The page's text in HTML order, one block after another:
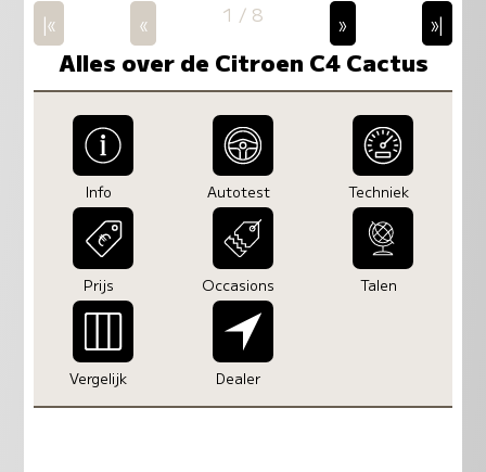
|« « 1 / 8 » »|
Alles over de Citroen C4 Cactus
Info Autotest Techniek
Prijs Occasions Talen
Vergelijk Dealer